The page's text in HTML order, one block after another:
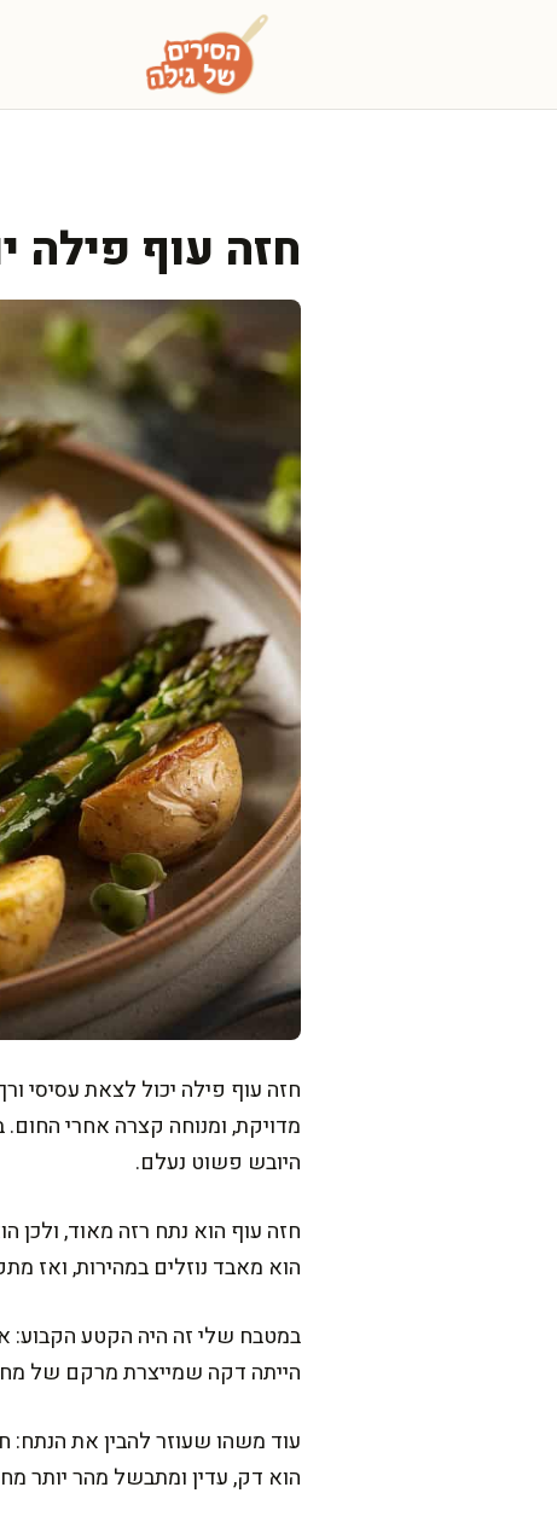
חזה עוף פילה
חזה עוף פילה יכול לצאת עסיסי
מדויקת, ומנוחה קצרה אחרי
היובש פשוט נעלם.
חזה עוף הוא נתח רזה מאוד, ולכן
הוא מאבד נוזלים במהירות, ואז
במטבח שלי זה היה הקטע הקבוע:
הייתה דקה שמייצרת מרקם של
עוד משהו שעוזר להבין את הנתח:
הוא דק, עדין ומתבשל מהר יותר